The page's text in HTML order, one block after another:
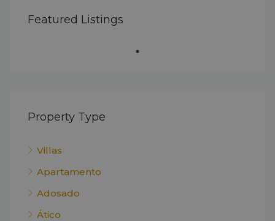
Featured Listings
Property Type
Villas
Apartamento
Adosado
Ático